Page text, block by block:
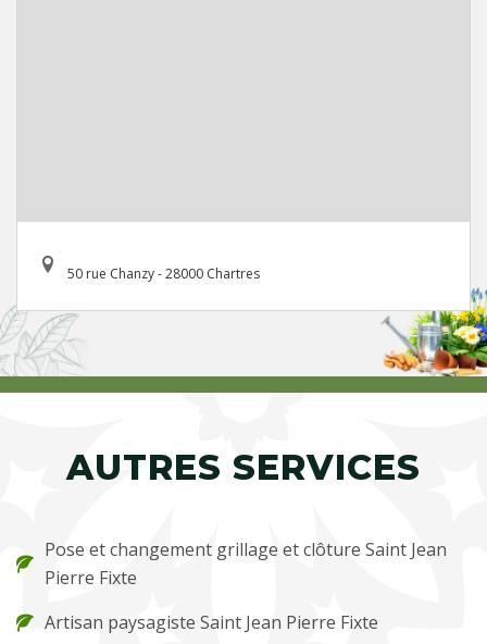
50 rue Chanzy - 28000 Chartres
AUTRES SERVICES
Pose et changement grillage et clôture Saint Jean
Pierre Fixte
Artisan paysagiste Saint Jean Pierre Fixte